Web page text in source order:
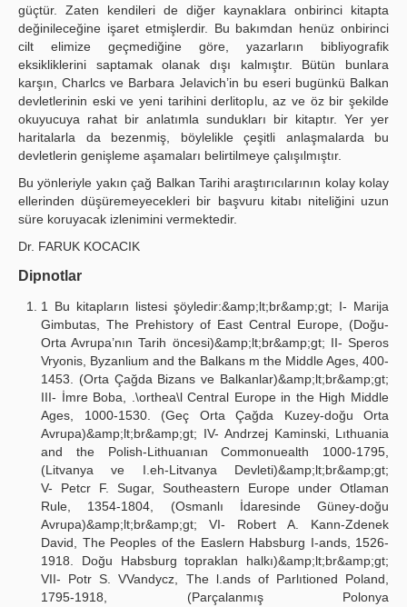
güçtür. Zaten kendileri de diğer kaynaklara onbirinci kitapta
değinileceğine işaret etmişlerdir. Bu bakımdan henüz onbirinci
cilt elimize geçmediğine göre, yazarların bibliyografik
eksikliklerini saptamak olanak dışı kalmıştır. Bütün bunlara
karşın, Charlcs ve Barbara Jelavich’in bu eseri bugünkü Balkan
devletlerinin eski ve yeni tarihini derlitoplu, az ve öz bir şekilde
okuyucuya rahat bir anlatımla sundukları bir kitaptır. Yer yer
haritalarla da bezenmiş, böylelikle çeşitli anlaşmalarda bu
devletlerin genişleme aşamaları belirtilmeye çalışılmıştır.
Bu yönleriyle yakın çağ Balkan Tarihi araştırıcılarının kolay kolay
ellerinden düşüremeyecekleri bir başvuru kitabı niteliğini uzun
süre koruyacak izlenimini vermektedir.
Dr. FARUK KOCACIK
Dipnotlar
1 Bu kitapların listesi şöyledir:&amp;lt;br&amp;gt; I- Marija
Gimbutas, The Prehistory of East Central Europe, (Doğu-
Orta Avrupa’nın Tarih öncesi)&amp;lt;br&amp;gt; II- Speros
Vryonis, Byzanlium and the Balkans m the Middle Ages, 400-
1453. (Orta Çağda Bizans ve Balkanlar)&amp;lt;br&amp;gt;
III- İmre Boba, .\orthea\l Central Europe in the High Middle
Ages, 1000-1530. (Geç Orta Çağda Kuzey-doğu Orta
Avrupa)&amp;lt;br&amp;gt; IV- Andrzej Kaminski, Lıthuania
and the Polish-Lithuanıan Commonuealth 1000-1795,
(Litvanya ve I.eh-Litvanya Devleti)&amp;lt;br&amp;gt;
V- Petcr F. Sugar, Southeastern Europe under Otlaman
Rule, 1354-1804, (Osmanlı İdaresinde Güney-doğu
Avrupa)&amp;lt;br&amp;gt; VI- Robert A. Kann-Zdenek
David, The Peoples of the Easlern Habsburg I-ands, 1526-
1918. Doğu Habsburg topraklan halkı)&amp;lt;br&amp;gt;
VII- Potr S. VVandycz, The l.ands of Parlıtioned Poland,
1795-1918, (Parçalanmış Polonya